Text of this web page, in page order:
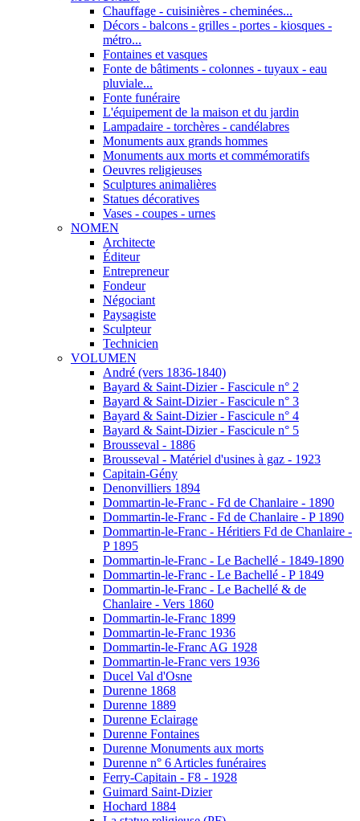
Chauffage - cuisinières - cheminées...
Décors - balcons - grilles - portes - kiosques -
métro...
Fontaines et vasques
Fonte de bâtiments - colonnes - tuyaux - eau
pluviale...
Fonte funéraire
L'équipement de la maison et du jardin
Lampadaire - torchères - candélabres
Monuments aux grands hommes
Monuments aux morts et commémoratifs
Oeuvres religieuses
Sculptures animalières
Statues décoratives
Vases - coupes - urnes
NOMEN
Architecte
Éditeur
Entrepreneur
Fondeur
Négociant
Paysagiste
Sculpteur
Technicien
VOLUMEN
André (vers 1836-1840)
Bayard & Saint-Dizier - Fascicule n° 2
Bayard & Saint-Dizier - Fascicule n° 3
Bayard & Saint-Dizier - Fascicule n° 4
Bayard & Saint-Dizier - Fascicule n° 5
Brousseval - 1886
Brousseval - Matériel d'usines à gaz - 1923
Capitain-Gény
Denonvilliers 1894
Dommartin-le-Franc - Fd de Chanlaire - 1890
Dommartin-le-Franc - Fd de Chanlaire - P 1890
Dommartin-le-Franc - Héritiers Fd de Chanlaire -
P 1895
Dommartin-le-Franc - Le Bachellé - 1849-1890
Dommartin-le-Franc - Le Bachellé - P 1849
Dommartin-le-Franc - Le Bachellé & de
Chanlaire - Vers 1860
Dommartin-le-Franc 1899
Dommartin-le-Franc 1936
Dommartin-le-Franc AG 1928
Dommartin-le-Franc vers 1936
Ducel Val d'Osne
Durenne 1868
Durenne 1889
Durenne Eclairage
Durenne Fontaines
Durenne Monuments aux morts
Durenne n° 6 Articles funéraires
Ferry-Capitain - F8 - 1928
Guimard Saint-Dizier
Hochard 1884